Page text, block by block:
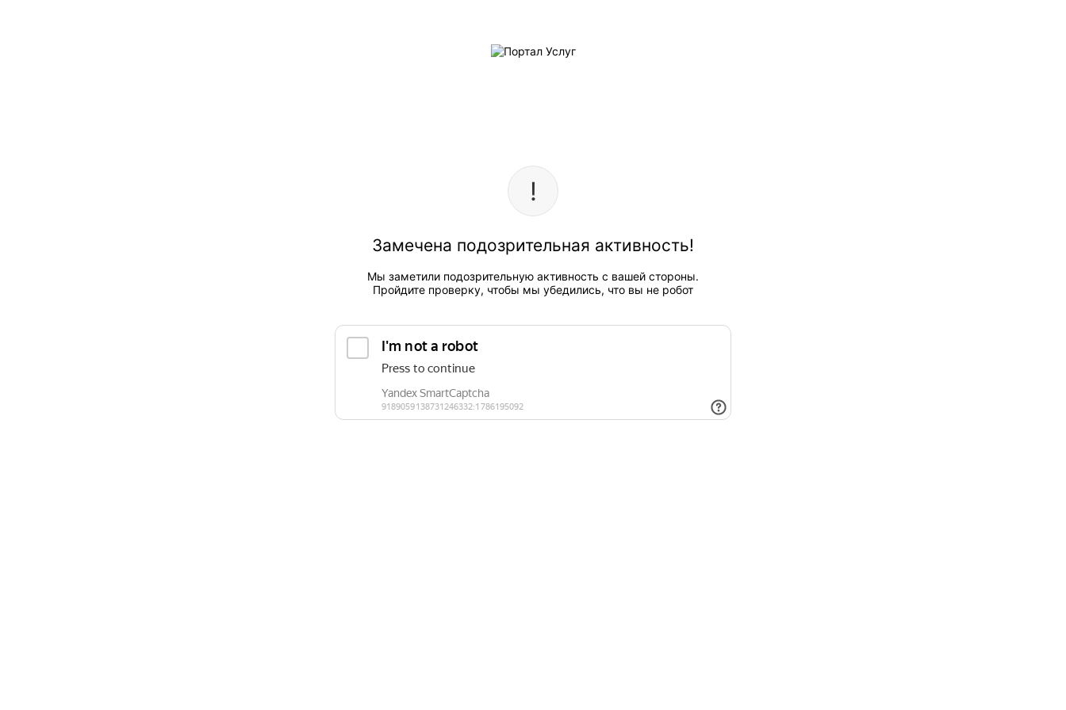
Замечена подозрительная активность!
Мы заметили подозрительную активность с вашей стороны.
Пройдите проверку, чтобы мы убедились, что вы не робот